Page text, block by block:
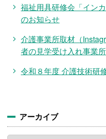
福祉用具研修会「イン
のお知らせ
介護事業所取材（
者の見学受け入れ事業
令和８年度 介護技術研
アーカイブ